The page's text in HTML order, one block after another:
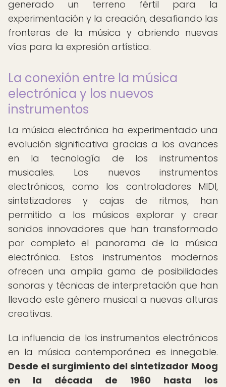
generado un terreno fértil para la
experimentación y la creación, desafiando las
fronteras de la música y abriendo nuevas
vías para la expresión artística.
La conexión entre la música
electrónica y los nuevos
instrumentos
La música electrónica ha experimentado una
evolución significativa gracias a los avances
en la tecnología de los instrumentos
musicales. Los nuevos instrumentos
electrónicos, como los controladores MIDI,
sintetizadores y cajas de ritmos, han
permitido a los músicos explorar y crear
sonidos innovadores que han transformado
por completo el panorama de la música
electrónica. Estos instrumentos modernos
ofrecen una amplia gama de posibilidades
sonoras y técnicas de interpretación que han
llevado este género musical a nuevas alturas
creativas.
La influencia de los instrumentos electrónicos
en la música contemporánea es innegable.
Desde el surgimiento del sintetizador Moog
en la década de 1960 hasta los